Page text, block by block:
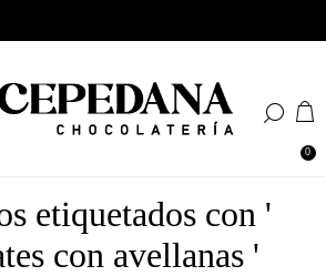
0
etiquetados con '
con avellanas '